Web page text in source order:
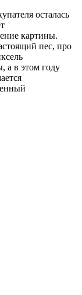
осталась
картины.
пес, про
а в этом году